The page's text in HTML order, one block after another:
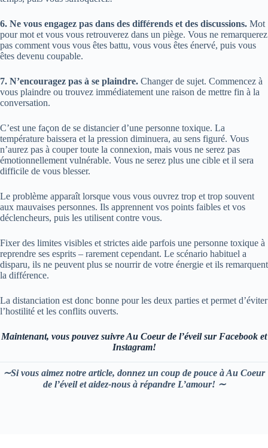
6. Ne vous engagez pas dans des différends et des discussions. Mot
pour mot et vous vous retrouverez dans un piège. Vous ne remarquerez
pas comment vous vous êtes battu, vous vous êtes énervé, puis vous
êtes devenu coupable.
7. N’encouragez pas à se plaindre. Changer de sujet. Commencez à
vous plaindre ou trouvez immédiatement une raison de mettre fin à la
conversation.
C’est une façon de se distancier d’une personne toxique. La
température baissera et la pression diminuera, au sens figuré. Vous
n’aurez pas à couper toute la connexion, mais vous ne serez pas
émotionnellement vulnérable. Vous ne serez plus une cible et il sera
difficile de vous blesser.
Le problème apparaît lorsque vous vous ouvrez trop et trop souvent
aux mauvaises personnes. Ils apprennent vos points faibles et vos
déclencheurs, puis les utilisent contre vous.
Fixer des limites visibles et strictes aide parfois une personne toxique à
reprendre ses esprits – rarement cependant. Le scénario habituel a
disparu, ils ne peuvent plus se nourrir de votre énergie et ils remarquent
la différence.
La distanciation est donc bonne pour les deux parties et permet d’éviter
l’hostilité et les conflits ouverts.
Maintenant, vous pouvez suivre Au Coeur de l’éveil sur Facebook et
Instagram!
∼Si vous aimez notre article, donnez un coup de pouce à Au Coeur
de l’éveil et aidez-nous à répandre L’amour! ∼